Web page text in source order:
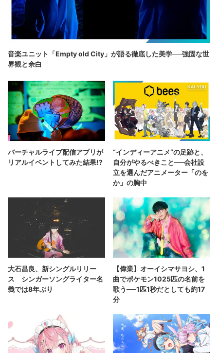
音楽ユニット「Empty old City」が語る徹底した美学──強固な世
界観と余白
バーチャルライブ配信アプリが
リアルイベントしてみた結果!?
“インディーアニメ“の足跡と、
自分がやるべきこと──会社設
立を選んだアニメーター「のを
か」の胸中
大石昌良、新シングルリリー
ス シンガーソングライター名
義では8年ぶり
【偉業】オーイシマサヨシ、1
曲でポケモン1025匹の名前を
歌う──1匹1秒だとしても約17
分